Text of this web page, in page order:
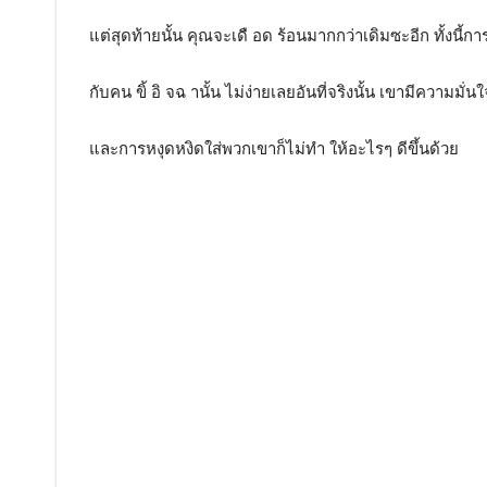
แต่สุดท้ายนั้น คุณจะเดื อด ร้อนมากกว่าเดิมซะอีก ทั้งนี้กา
กับคน ขิ้ อิ จฉ านั้น ไม่ง่ายเลยอันที่จริงนั้น เขามีความมั่นใ
และการหงุดหงิดใส่พวกเขาก็ไม่ทำ ให้อะไรๆ ดีขึ้นด้วย